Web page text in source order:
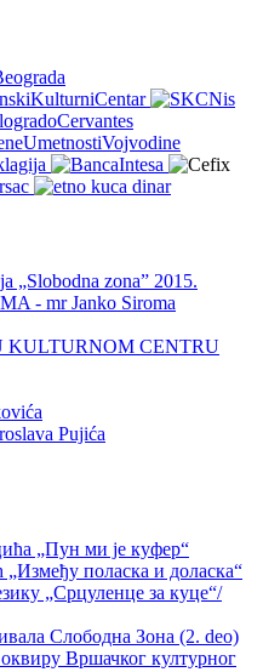
„Slobodna zona” 2015.
- mr Janko Siroma
KULTURNOM CENTRU
Pujića
„Пун ми је куфер“
поласка и доласка“
„Срцуленце за куце“/
Слободна Зона (2. deo)
Вршачког културног